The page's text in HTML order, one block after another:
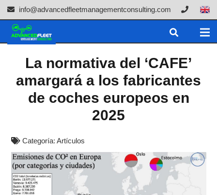
info@advancedfleetmanagementconsulting.com
La normativa del ‘CAFE’
amargará a los fabricantes
de coches europeos en
2025
Categoría: Artículos